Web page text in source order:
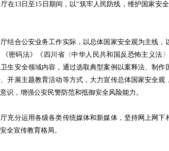
在13日至15日期间，以“筑牢人民防线，维护国家安
合公安业务工作实际，以总体国家安全观为主线，
密码法》《四川省〈中华人民共和国反恐怖主义法
生安全领域内容，通过选取典型案例以案释法、制
开展主题教育活动等方式，大力宣传总体国家安全
识，增强公安民警防范和抵御安全风险能力。
分运用各级各类传统媒体和新媒体，坚持网上网下
全宣传教育格局。